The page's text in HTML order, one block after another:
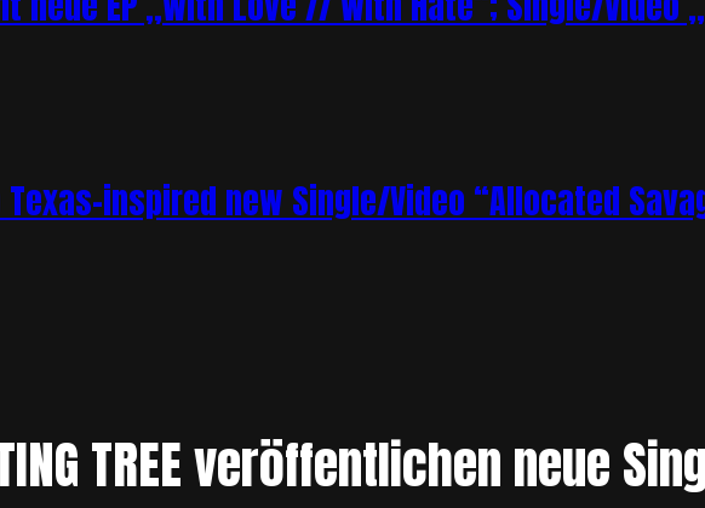
Texas-inspired new Single/Video “Allocated
TREE veröffentlichen neue